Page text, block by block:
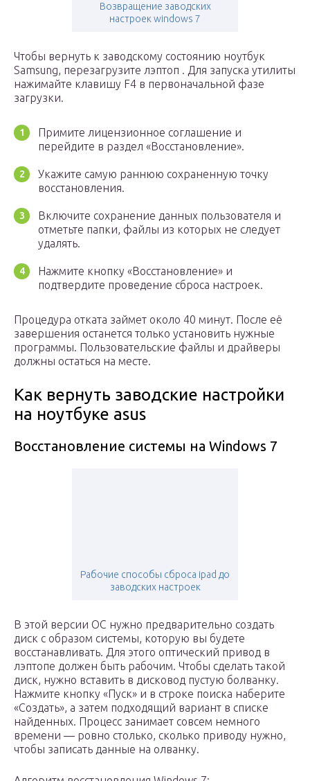
Возвращение заводских
настроек windows 7
Чтобы вернуть к заводскому состоянию ноутбук
Samsung, перезагрузите лэптоп . Для запуска утилиты
нажимайте клавишу F4 в первоначальной фазе
загрузки.
Примите лицензионное соглашение и
перейдите в раздел «Восстановление».
Укажите самую раннюю сохраненную точку
восстановления.
Включите сохранение данных пользователя и
отметьте папки, файлы из которых не следует
удалять.
Нажмите кнопку «Восстановление» и
подтвердите проведение сброса настроек.
Процедура отката займет около 40 минут. После её
завершения останется только установить нужные
программы. Пользовательские файлы и драйверы
должны остаться на месте.
Как вернуть заводские настройки
на ноутбуке asus
Восстановление системы на Windows 7
Рабочие способы сброса ipad до
заводских настроек
В этой версии ОС нужно предварительно создать
диск с образом системы, которую вы будете
восстанавливать. Для этого оптический привод в
лэптопе должен быть рабочим. Чтобы сделать такой
диск, нужно вставить в дисковод пустую болванку.
Нажмите кнопку «Пуск» и в строке поиска наберите
«Создать», а затем подходящий вариант в списке
найденных. Процесс занимает совсем немного
времени — ровно столько, сколько приводу нужно,
чтобы записать данные на олванку.